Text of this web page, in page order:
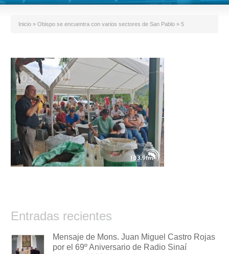
Inicio » Obispo se encuentra con varios sectores de San Pablo » 5
Entradas recientes
Mensaje de Mons. Juan Miguel Castro Rojas
por el 69º Aniversario de Radio Sinaí